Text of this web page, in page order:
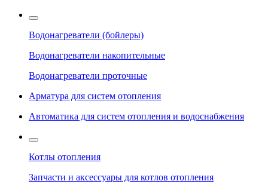
Водонагреватели (бойлеры)
Водонагреватели накопительные
Водонагреватели проточные
Арматура для систем отопления
Автоматика для систем отопления и водоснабжения
Котлы отопления
Запчасти и аксессуары для котлов отопления